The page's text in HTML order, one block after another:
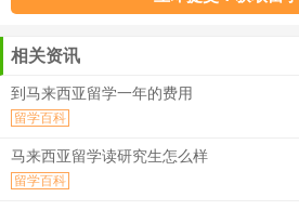
相关资讯
到马来西亚留学一年的费用
留学百科
马来西亚留学读研究生怎么样
留学百科